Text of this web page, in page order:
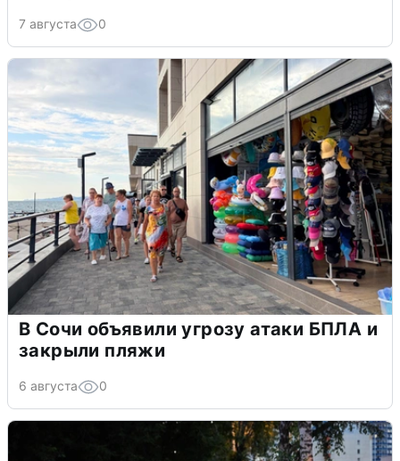
7 августа 0
В Сочи объявили угрозу атаки БПЛА и
закрыли пляжи
6 августа 0